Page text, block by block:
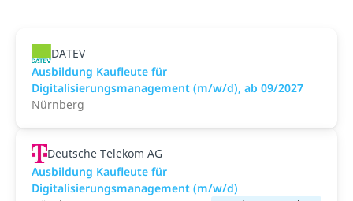
DATEV
Ausbildung Kaufleute für
Digitalisierungsmanagement (m/w/d), ab 09/2027
Nürnberg
Deutsche Telekom AG
Ausbildung Kaufleute für
Digitalisierungsmanagement (m/w/d)